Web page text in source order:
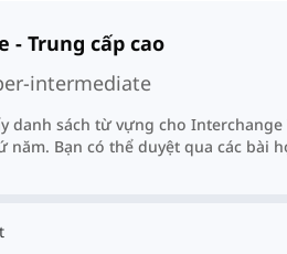
- Trung cấp cao
intermediate
danh sách từ vựng cho Interchange
năm. Bạn có thể duyệt qua các bài